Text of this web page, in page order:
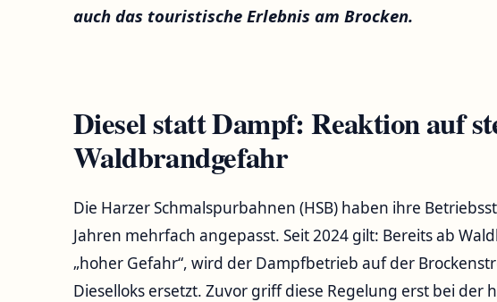
auch das touristische Erlebnis am Brocken.
Diesel statt Dampf: Reaktion auf
Waldbrandgefahr
Die Harzer Schmalspurbahnen (HSB) haben ihre
Jahren mehrfach angepasst. Seit 2024 gilt: Bereits ab
„hoher Gefahr“, wird der Dampfbetrieb auf der
Dieselloks ersetzt. Zuvor griff diese Regelung erst bei der